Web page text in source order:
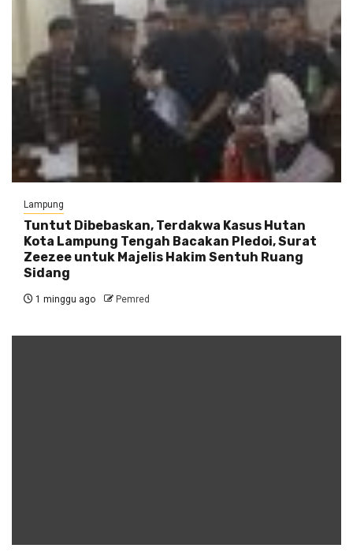
Lampung
Tuntut Dibebaskan, Terdakwa Kasus Hutan
Kota Lampung Tengah Bacakan Pledoi, Surat
Zeezee untuk Majelis Hakim Sentuh Ruang
Sidang
1 minggu ago Pemred